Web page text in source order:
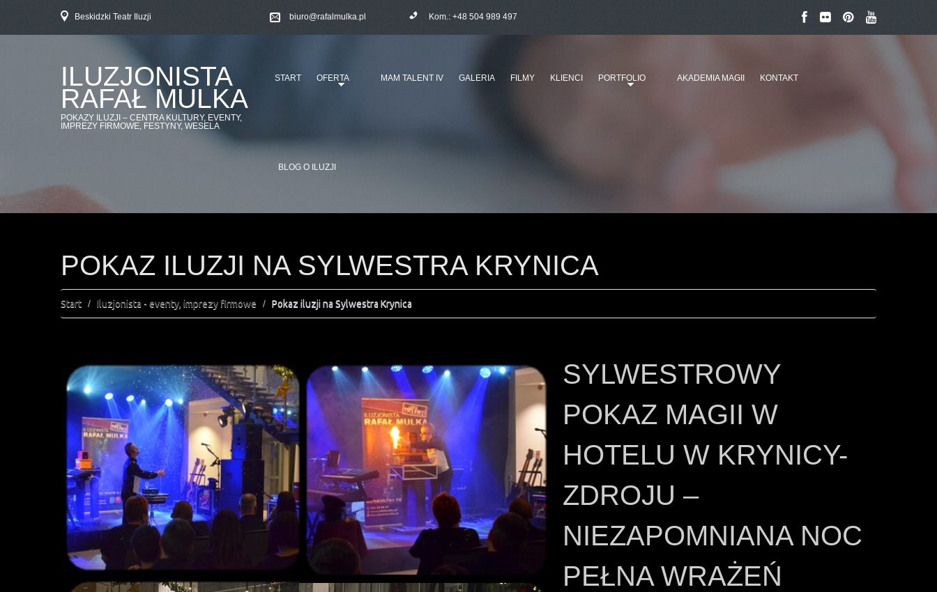
Beskidzki Teatr Iluzji biuro@rafalmulka.pl Kom.: +48 504 989 497
ILUZJONISTA
RAFAŁ MULKA
POKAZY ILUZJI – CENTRA KULTURY, EVENTY,
IMPREZY FIRMOWE, FESTYNY, WESELA
START OFERTA MAM TALENT IV GALERIA FILMY KLIENCI PORTFOLIO AKADEMIA MAGII KONTAKT
BLOG O ILUZJI
POKAZ ILUZJI NA SYLWESTRA KRYNICA
Start Iluzjonista - eventy, imprezy firmowe Pokaz iluzji na Sylwestra Krynica
SYLWESTROWY
POKAZ MAGII W
HOTELU W KRYNICY-
ZDROJU –
NIEZAPOMNIANA NOC
PEŁNA WRAŻEŃ